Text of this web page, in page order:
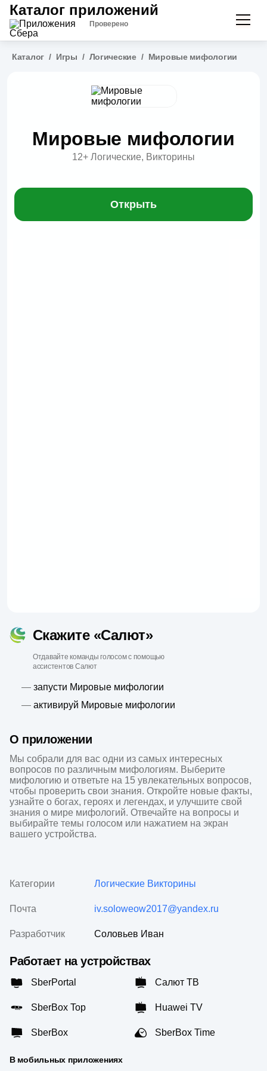
Каталог приложений
Проверено
Каталог / Игры / Логические / Мировые мифологии
Мировые мифологии
12+ Логические, Викторины
Открыть
Скажите «Салют»
Отдавайте команды голосом с помощью
ассистентов Салют
— запусти Мировые мифологии
— активируй Мировые мифологии
О приложении
Мы собрали для вас одни из самых интересных
вопросов по различным мифологиям. Выберите
мифологию и ответьте на 15 увлекательных вопросов,
чтобы проверить свои знания. Откройте новые факты,
узнайте о богах, героях и легендах, и улучшите свой
знания о мире мифологий. Отвечайте на вопросы и
выбирайте темы голосом или нажатием на экран
вашего устройства.
Категории Логические Викторины
Почта iv.soloweow2017@yandex.ru
Разработчик Соловьев Иван
Работает на устройствах
SberPortal Салют ТВ
SberBox Top Huawei TV
SberBox SberBox Time
В мобильных приложениях